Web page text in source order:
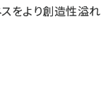
をより創造性溢れ